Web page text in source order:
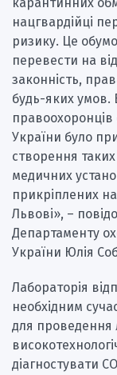
нацгвардійці
ризику. Це
перевести на
законність,
будь-яких умов.
України було
створення
медичних
прикріплених
Львові», –
Департаменту
України Юлія
Лабораторія
необхідним
для проведення
діагностувати